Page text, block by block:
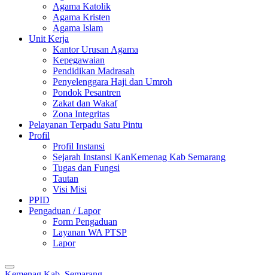
Agama Katolik
Agama Kristen
Agama Islam
Unit Kerja
Kantor Urusan Agama
Kepegawaian
Pendidikan Madrasah
Penyelenggara Haji dan Umroh
Pondok Pesantren
Zakat dan Wakaf
Zona Integritas
Pelayanan Terpadu Satu Pintu
Profil
Profil Instansi
Sejarah Instansi KanKemenag Kab Semarang
Tugas dan Fungsi
Tautan
Visi Misi
PPID
Pengaduan / Lapor
Form Pengaduan
Layanan WA PTSP
Lapor